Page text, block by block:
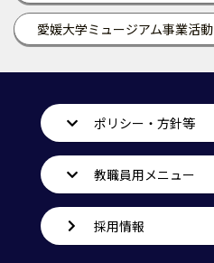
愛媛大学ミュージアム事業活動
ポリシー・方針等
教職員用メニュー
採用情報